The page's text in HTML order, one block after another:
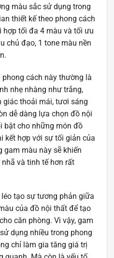
màu sắc sử dụng trong
thiết kế theo phong cách
tối đa 4 màu và tối ưu
chủ đạo, 1 tone màu nền
cách này thường là
nhẹ nhàng như trắng,
giác thoải mái, tươi sáng
dễ dàng lựa chọn đồ nội
bật cho những món đồ
kết hợp với sự tối giản của
gam màu này sẽ khiến
và tinh tế hơn rất
tạo sự tương phản giữa
của đồ nội thất để tạo
căn phòng. Vì vậy, gam
dụng nhiều trong phong
chỉ làm gia tăng giá trị